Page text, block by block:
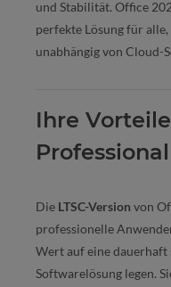
und Stabilität. Office
perfekte Lösung für
unabhängig von Cloud-
Ihre
Professional
Die LTSC-Version von
professionelle
Wert auf eine dauerhaft
Softwarelösung legen.